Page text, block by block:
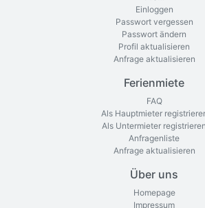
Einloggen
Passwort vergessen
Passwort ändern
Profil aktualisieren
Anfrage aktualisieren
Ferienmiete
FAQ
Als Hauptmieter
Als Untermieter registrieren
Anfragenliste
Anfrage aktualisieren
Über uns
Homepage
Impressum